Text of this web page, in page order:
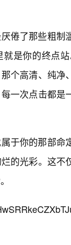
倦了那些粗
是你的终点
个高清、纯
一次点击都
于你的那部
的光彩。这